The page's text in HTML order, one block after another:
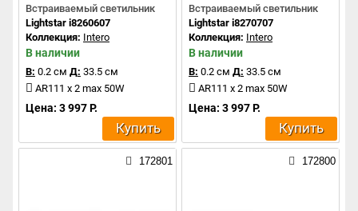
Встраиваемый светильник
Lightstar i8260607
Коллекция: Intero
В наличии
В: 0.2 см Д: 33.5 см
AR111 x 2 max 50W
Цена: 3 997 Р.
Купить
Встраиваемый светильник
Lightstar i8270707
Коллекция: Intero
В наличии
В: 0.2 см Д: 33.5 см
AR111 x 2 max 50W
Цена: 3 997 Р.
Купить
172801 172800